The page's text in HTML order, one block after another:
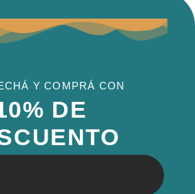
Y COMPRÁ CON
DE